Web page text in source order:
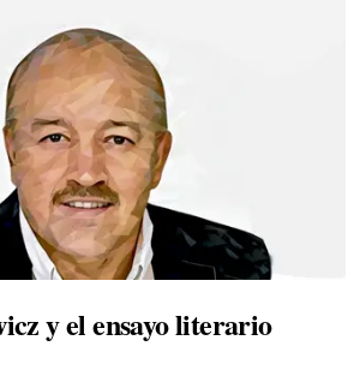
y el ensayo literario